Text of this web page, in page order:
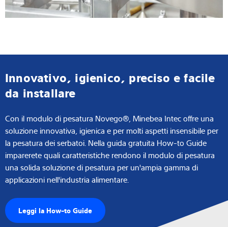
Innovativo, igienico, preciso e facile
da installare
Con il modulo di pesatura Novego®, Minebea Intec offre una
soluzione innovativa, igienica e per molti aspetti insensibile per
la pesatura dei serbatoi. Nella guida gratuita How-to Guide
imparerete quali caratteristiche rendono il modulo di pesatura
una solida soluzione di pesatura per un'ampia gamma di
applicazioni nell'industria alimentare.
Leggi la How-to Guide